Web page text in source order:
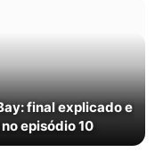
final explicado e
episódio 10